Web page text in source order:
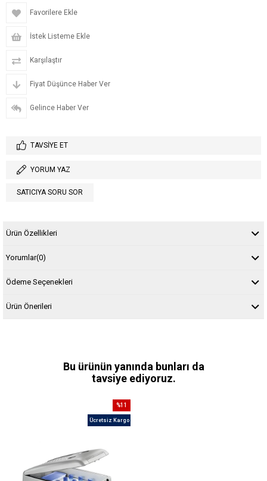
Favorilere Ekle
İstek Listeme Ekle
Karşılaştır
Fiyat Düşünce Haber Ver
Gelince Haber Ver
TAVSIYE ET
YORUM YAZ
SATICIYA SORU SOR
Ürün Özellikleri
Yorumlar(0)
Ödeme Seçenekleri
Ürün Önerileri
Bu ürünün yanında bunları da
tavsiye ediyoruz.
%11
İndirim
Ücretsiz Kargo